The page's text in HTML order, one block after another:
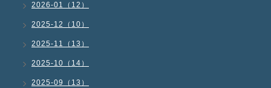
2026-01（12）
2025-12（10）
2025-11（13）
2025-10（14）
2025-09（13）